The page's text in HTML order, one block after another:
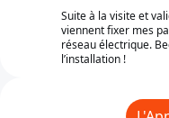
Suite à la visite et
viennent fixer mes
réseau électrique.
l’installation !